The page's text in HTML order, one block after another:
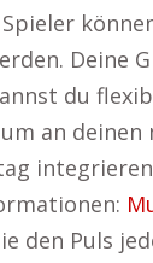
Deine
du
an
den Puls